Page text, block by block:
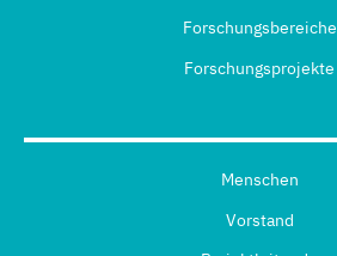
Forschungsbereiche
Forschungsprojekte
Menschen
Vorstand